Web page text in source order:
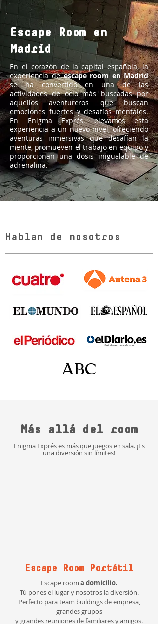
Escape Room en
Madrid
En el corazón de la capital española, la
experiencia deescape room en Madrid
se ha convertido en una de las
actividades de ocio más buscadas por
aquellos aventureros que buscan
emociones fuertes y desafíos mentales.
En Enigma Exprés, elevamos esta
experiencia a un nuevo nivel, ofreciendo
aventuras inmersivas que desafían la
mente, promueven el trabajo en equipo y
proporcionan una dosis inigualable de
adrenalina.
Hablan de nosotros
Más allá del room
Enigma Exprés es más que juegos en sala. ¡Es
una diversión sin límites!
Escape Room Portátil
Escape room a domicilio.
Tú pones el lugar y nosotros la diversión.
Perfecto para team buildings de empresa,
grandes grupos
ygrandes reuniones de familiares y amigos.